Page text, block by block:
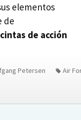
elementos
de
de acción
Petersen Air